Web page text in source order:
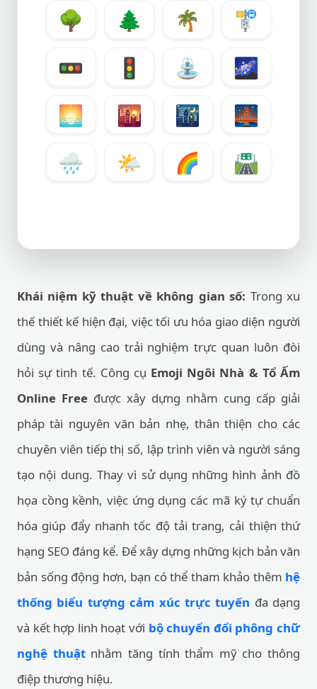
🌳 🌲 🌴
🚏
🚥
🚦 ⛲
🌌
🌅
🌇 🌃
🌉
🌧️
🌤️ 🌈 🛣️
Khái niệm kỹ thuật về không gian số: Trong xu
thế thiết kế hiện đại, việc tối ưu hóa giao diện người
dùng và nâng cao trải nghiệm trực quan luôn đòi
hỏi sự tinh tế. Công cụ Emoji Ngôi Nhà & Tổ Ấm
Online Free được xây dựng nhằm cung cấp giải
pháp tài nguyên văn bản nhẹ, thân thiện cho các
chuyên viên tiếp thị số, lập trình viên và người sáng
tạo nội dung. Thay vì sử dụng những hình ảnh đồ
họa cồng kềnh, việc ứng dụng các mã ký tự chuẩn
hóa giúp đẩy nhanh tốc độ tải trang, cải thiện thứ
hạng SEO đáng kể. Để xây dựng những kịch bản văn
bản sống động hơn, bạn có thể tham khảo thêm hệ
thống biểu tượng cảm xúc trực tuyến đa dạng
và kết hợp linh hoạt với bộ chuyển đổi phông chữ
nghệ thuậtnhằm tăng tính thẩm mỹ cho thông
điệp thương hiệu.